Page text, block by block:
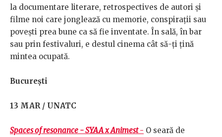
la documentare literare, retrospectives de autori și
filme noi care jonglează cu memorie, conspirații sau
povești prea bune ca să fie inventate. În sală, în bar
sau prin festivaluri, e destul cinema cât să-ți țină
mintea ocupată.
București
13 MAR / UNATC
Spaces of resonance - SYAA x Animest- O seară de